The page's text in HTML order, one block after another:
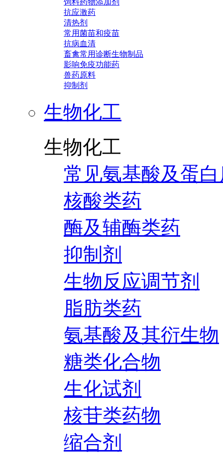
饲料药物添加剂
抗应激药
清热剂
常用菌苗和疫苗
抗病血清
畜禽常用诊断生物制品
影响免疫功能药
兽药原料
抑制剂
生物化工
生物化工
常见氨基酸及蛋
核酸类药
酶及辅酶类药
抑制剂
生物反应调节剂
脂肪类药
氨基酸及其衍生物
糖类化合物
生化试剂
核苷类药物
缩合剂